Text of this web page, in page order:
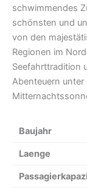
schwimmendes
schönsten und
von den
Regionen im
Seefahrttradition
Abenteuern
Baujahr
Laenge